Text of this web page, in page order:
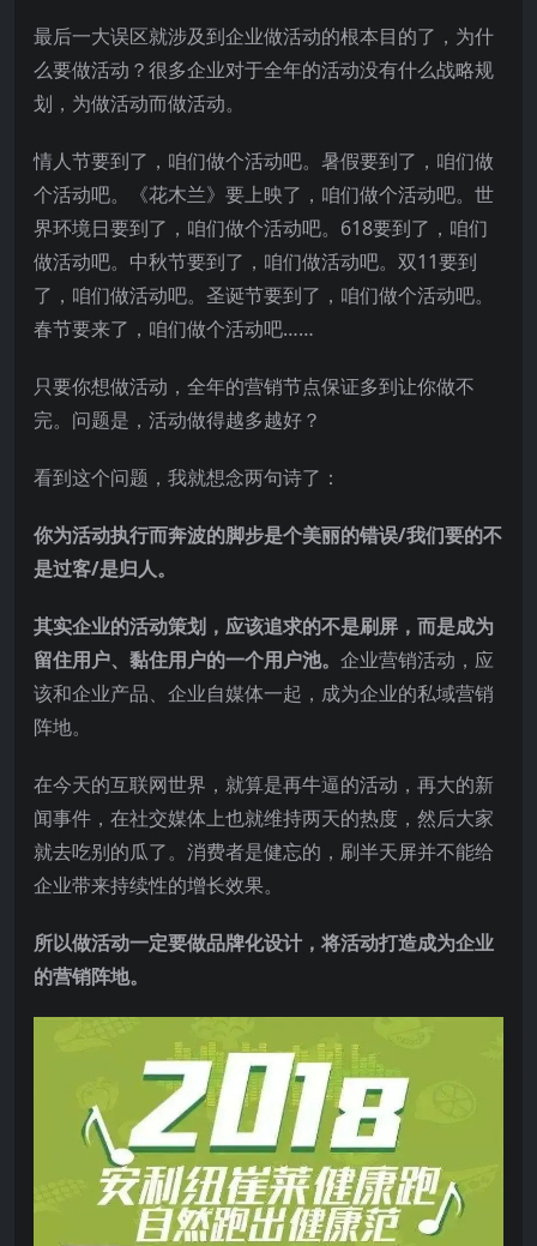
最后一大误区就涉及到企业做活动的根本目的了，为什
么要做活动？很多企业对于全年的活动没有什么战略规
划，为做活动而做活动。
情人节要到了，咱们做个活动吧。暑假要到了，咱们做
个活动吧。《花木兰》要上映了，咱们做个活动吧。世
界环境日要到了，咱们做个活动吧。618要到了，咱们
做活动吧。中秋节要到了，咱们做活动吧。双11要到
了，咱们做活动吧。圣诞节要到了，咱们做个活动吧。
春节要来了，咱们做个活动吧……
只要你想做活动，全年的营销节点保证多到让你做不
完。问题是，活动做得越多越好？
看到这个问题，我就想念两句诗了：
你为活动执行而奔波的脚步是个美丽的错误/我们要的不
是过客/是归人。
其实企业的活动策划，应该追求的不是刷屏，而是成为
留住用户、黏住用户的一个用户池。 企业营销活动，应
该和企业产品、企业自媒体一起，成为企业的私域营销
阵地。
在今天的互联网世界，就算是再牛逼的活动，再大的新
闻事件，在社交媒体上也就维持两天的热度，然后大家
就去吃别的瓜了。消费者是健忘的，刷半天屏并不能给
企业带来持续性的增长效果。
所以做活动一定要做品牌化设计，将活动打造成为企业
的营销阵地。